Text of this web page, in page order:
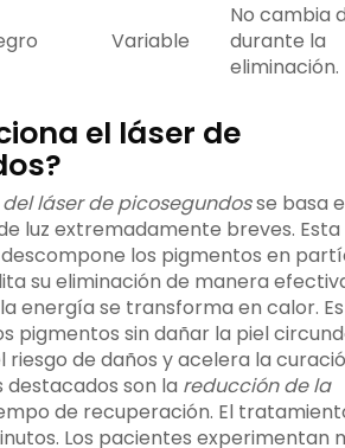
Variable
No cambia
durante la
eliminación.
el láser de
láser de picosegundosse basa
luz extremadamente breves. Esta
descompone los pigmentos en
su eliminación de manera
energía se transforma en calor.
pigmentos sin dañar la piel
riesgo de daños y acelera la
destacados son la reducción de la
de recuperación. El
Los pacientes experimentan